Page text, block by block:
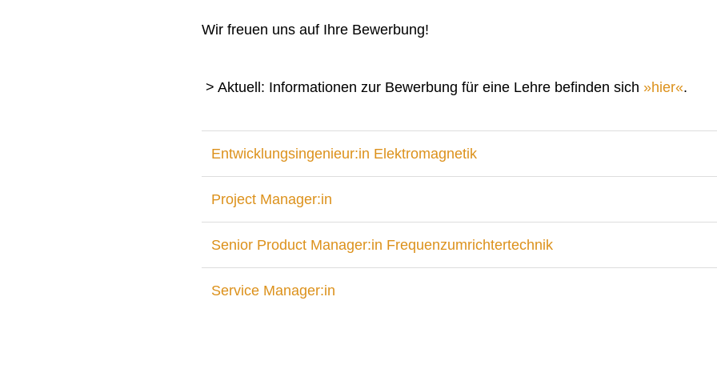
Wir freuen uns auf Ihre Bewerbung!
> Aktuell: Informationen zur Bewerbung für eine Lehre befinden sich hier .
Entwicklungsingenieur:in Elektromagnetik
Project Manager:in
Senior Product Manager:in Frequenzumrichtertechnik
Service Manager:in